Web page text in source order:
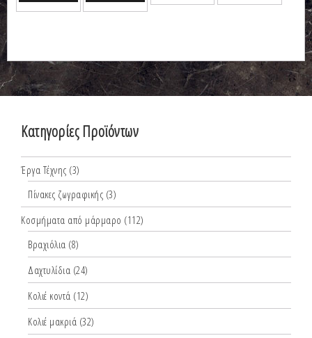
Κατηγορίες Προϊόντων
Έργα Τέχνης (3)
Πίνακες ζωγραφικής (3)
Κοσμήματα από μάρμαρο (112)
Βραχιόλια (8)
Δαχτυλίδια (24)
Κολιέ κοντά (12)
Κολιέ μακριά (32)